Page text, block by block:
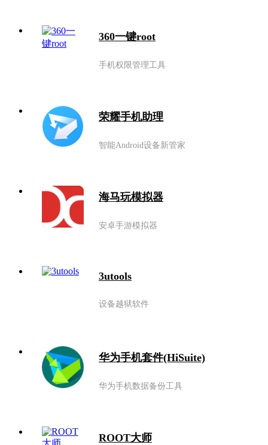
360一键root
手机权限管理工具
荣耀手机助理
智能Android设备新管家
海马玩模拟器
安卓手游模拟器
3utools
设备越狱软件
华为手机套件(HiSuite)
华为手机数据备份工具
ROOT大师